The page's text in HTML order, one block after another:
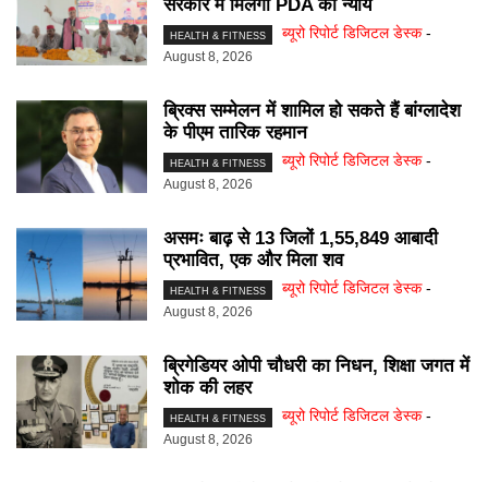
सरकार में मिलेगा PDA को न्याय
HEALTH & FITNESS ब्यूरो रिपोर्ट डिजिटल डेस्क -
August 8, 2026
ब्रिक्स सम्मेलन में शामिल हाे सकते हैं बांग्लादेश
के पीएम तारिक रहमान
HEALTH & FITNESS ब्यूरो रिपोर्ट डिजिटल डेस्क -
August 8, 2026
असमः बाढ़ से 13 जिलों 1,55,849 आबादी
प्रभावित, एक और मिला शव
HEALTH & FITNESS ब्यूरो रिपोर्ट डिजिटल डेस्क -
August 8, 2026
ब्रिगेडियर ओपी चौधरी का निधन, शिक्षा जगत में
शोक की लहर
HEALTH & FITNESS ब्यूरो रिपोर्ट डिजिटल डेस्क -
August 8, 2026